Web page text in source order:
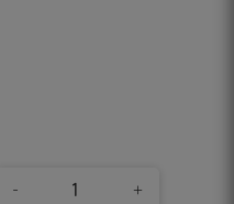
- +